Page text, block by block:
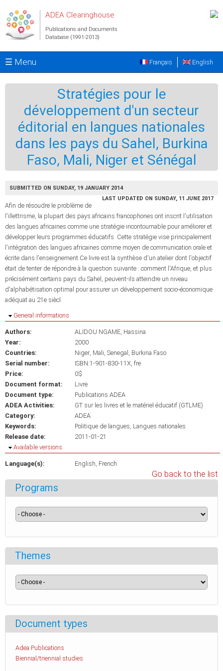
ADEA Clearinghouse
Publications and Documents
Database (1991-2013)
☰ Menu English
Français
Stratégies pour le
développement d'un secteur
éditorial en langues nationales
dans les pays du Sahel, Burkina
Faso, Mali, Niger et Sénégal
SUBMITTED ON SUNDAY, 19 JANUARY 2014
LAST UPDATED ON SUNDAY, 11 JUNE 2017
Afin de résoudre le problème de
l'illettrisme, la plupart des pays africains francophones ont inscrit l'utilisation
des langues africaines comme une stratégie incontournable pour améliorer et
développer leurs programmes éducatifs. Cette stratégie vise principalement
l'intégration des langues africaines comme moyen de communication orale et
écrite dans l'enseignement.Ce livre est la synthèse d'un atelier dont l'objectif
était de tenter de répondre à la question suivante : comment l'Afrique, et plus
précisément certains pays du Sahel, peuvent-ils atteindre un niveau
d'alphabétisation optimal pour assurer un développement socio-économique
adéquat au 21e siècl.
Hide
General informations
Authors:
ALIDOU NGAME, Hassina
Year:
2000
Countries:
Niger Mali Senegal
Burkina Faso
Serial number:
ISBN:1-901-830-11X, fre
Price:
0$
Document format:
Livre
Document type:
Publications ADEA
ADEA Activities:
GT sur les livres et le matériel éducatif (GTLME)
Category:
ADEA
Keywords:
Politique de langues Langues nationales
Release date:
2011-01-21
Hide
Available versions
Language(s): English French
Go back to the list
Programs
Themes
Document types
Adea Publications
Biennial/triennial studies